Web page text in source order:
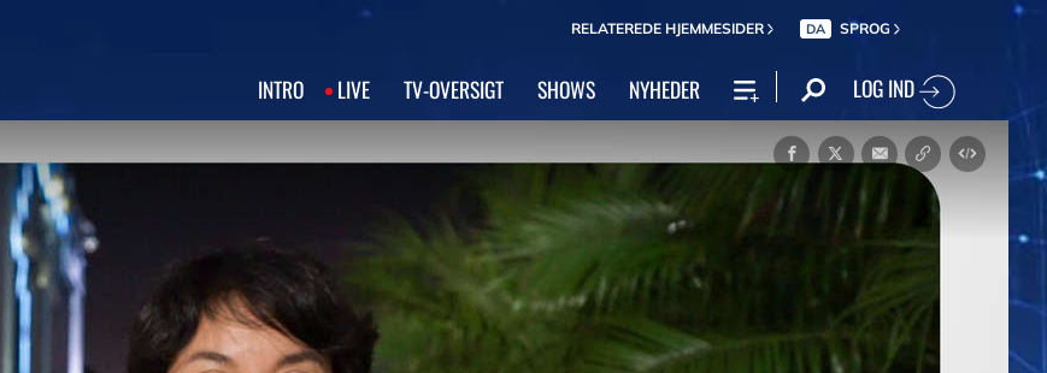
RELATEREDE HJEMMESIDER DA SPROG
INTRO LIVE TV‑OVERSIGT SHOWS NYHEDER LOG IND